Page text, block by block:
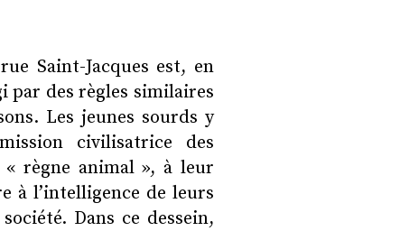
Saint-Jacques est, en
par des règles similaires
Les jeunes sourds y
civilisatrice des
règne animal », à leur
à l’intelligence de leurs
Dans ce dessein,